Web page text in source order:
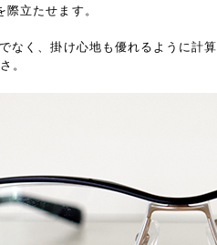
際立たせます。
なく、掛け心地も優れるように計
。